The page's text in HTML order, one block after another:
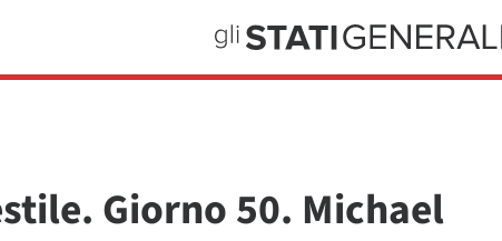
Giorno 50. Michael